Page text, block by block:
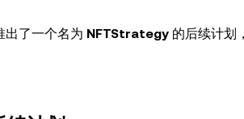
出了一个名为 NFTStrategy 的后续计划